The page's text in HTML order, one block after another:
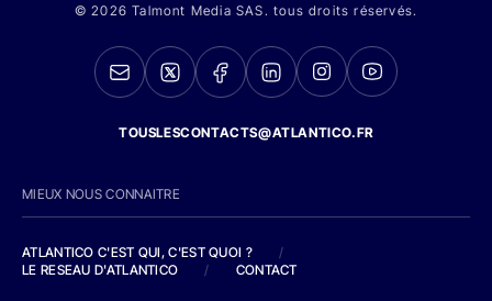
© 2026 Talmont Media SAS. tous droits réservés.
TOUSLESCONTACTS@ATLANTICO.FR
MIEUX NOUS CONNAITRE
ATLANTICO C'EST QUI, C'EST QUOI ?
/
LE RESEAU D'ATLANTICO
/ CONTACT